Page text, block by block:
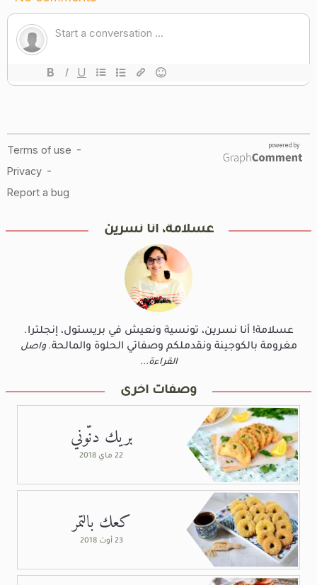
عسلامة، أنا نسرين
عسلامة! أنا نسرين، تونسية ونعيش في بريستول، إنجلترا.
مغرومة بالكوجينة ونقدملكم وصفاتي الحلوة والمالحة. واصل
القراءة...
وصفات أخرى
بريك دنّوني
22 ماي 2018
كعك بالتمر
23 أوت 2018